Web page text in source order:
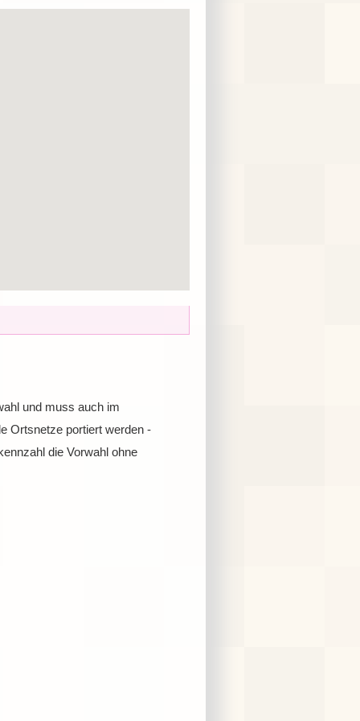
und muss auch im
Ortsnetze portiert werden -
die Vorwahl ohne